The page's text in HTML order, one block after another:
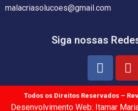
malacriasolucoes@gmail.com
Siga nossas
Todos os Direitos Reservados –
Desenvolvimento Web: Itamar